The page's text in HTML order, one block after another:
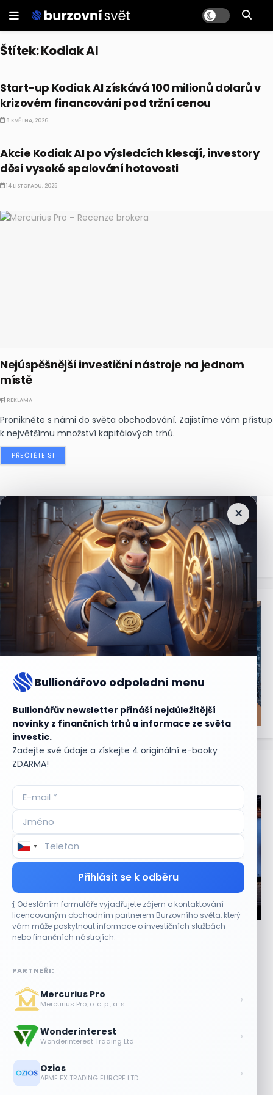
Štítek:Kodiak AI
Start-up Kodiak AI získává 100 milionů dolarů v
krizovém financování pod tržní cenou
8 KVĚTNA, 2026
Akcie Kodiak AI po výsledcích klesají, investory
děsí vysoké spalování hotovosti
14 LISTOPADU, 2025
Nejúspěšnější investiční nástroje na jednom
místě
REKLAMA
Pronikněte s námi do světa obchodování. Zajistíme vám přístup
k největšímu množství kapitálových trhů.
PŘEČTĚTE SI
×
Bullionářovo odpolední menu
Bullionářův newsletter přináší nejdůležitější
novinky z finančních trhů a informace ze světa
investic.
Zadejte své údaje a získejte 4 originální e-booky
ZDARMA!
Přihlásit se k odběru
Odesláním formuláře vyjadřujete zájem o kontaktování
licencovaným obchodním partnerem Burzovního světa, který
vám může poskytnout informace o investičních službách
nebo finančních nástrojích.
PARTNEŘI:
Mercurius Pro
Mercurius Pro, o. c. p., a. s. ›
Wonderinterest
Wonderinterest Trading Ltd ›
Ozios
APME FX TRADING EUROPE LTD ›
Nejčtenějšízprávy
Aktuální
CO HÝBE TRHEM
Jalapeňová kauza tlačí akcie Chipotle níž.
Analytici ale zůstávají klidní
restaurací Chipotle Mexican Grill (CMG) ve čtvrtek
oslabovaly o 2,9 % a prodloužily...
Tesla míří na obrovský trh
samořiditelných aut. Akcie reagují